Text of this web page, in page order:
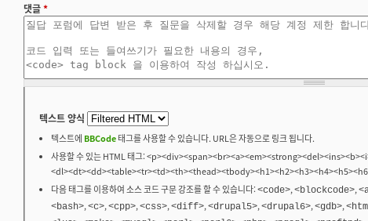
댓글*
텍스트 양식
텍스트에 BBCode태그를 사용할 수 있습니다. URL은 자동으로 링크 됩니다.
사용할 수 있는 HTML 태그:
다음 태그를 이용하여 소스 코드 구문 강조를 할 수 있습니다: <code>, <blockcode>,
<bash>, <c>, <cpp>, <css>, <diff>, <drupal5>, <drupal6>, <gdb>,